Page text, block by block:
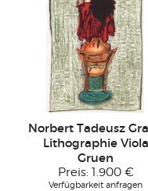
Norbert Tadeusz
Lithographie Viola
Gruen
Preis: 1.900 €
Verfügbarkeit anfragen